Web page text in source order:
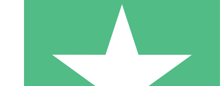
Pacchetti di Crediti Individuali
Paga a consumo con crediti di download. Nessun impegno